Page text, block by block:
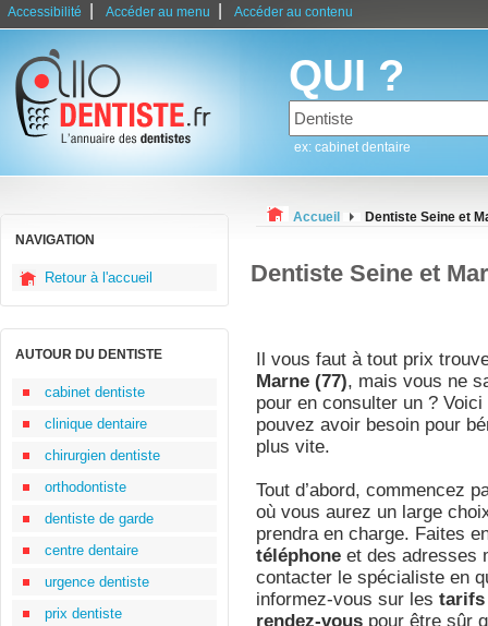
Accessibilité Accéder au menu Accéder au contenu
QUI ?
ex: cabinet dentaire
NAVIGATION
Retour à l'accueil
AUTOUR DU DENTISTE
cabinet dentiste
clinique dentaire
chirurgien dentiste
orthodontiste
dentiste de garde
centre dentaire
urgence dentiste
prix dentiste
Accueil Dentiste Seine et
Dentiste Seine et
Il vous faut à tout prix
Marne (77), mais vous ne
pour en consulter un ?
pouvez avoir besoin pour
plus vite.
Tout d’abord, commencez
où vous aurez un large
prendra en charge. Faites
téléphone et des adresses
contacter le spécialiste en
informez-vous sur les tarifs
rendez-vous pour être sûr